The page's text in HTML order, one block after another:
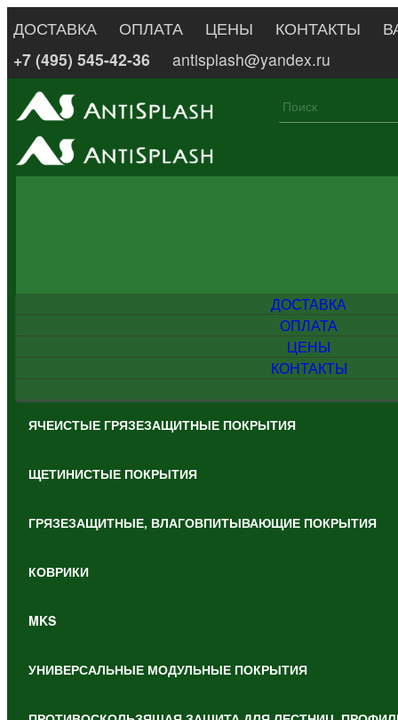
ДОСТАВКА ОПЛАТА ЦЕНЫ КОНТАКТЫ
+7 (495) 545-42-36
antisplash@yandex.ru
ДОСТАВКА
ОПЛАТА
ЦЕНЫ
КОНТАКТЫ
ЯЧЕИСТЫЕ ГРЯЗЕЗАЩИТНЫЕ ПОКРЫТИЯ
ЩЕТИНИСТЫЕ ПОКРЫТИЯ
ГРЯЗЕЗАЩИТНЫЕ, ВЛАГОВПИТЫВАЮЩИЕ ПОКРЫТИЯ
КОВРИКИ
MKS
УНИВЕРСАЛЬНЫЕ МОДУЛЬНЫЕ ПОКРЫТИЯ